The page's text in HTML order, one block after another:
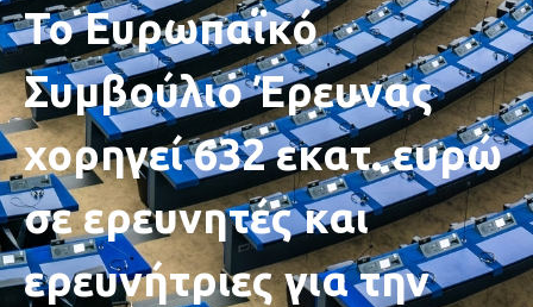
Το Ευρωπαϊκό
Συμβούλιο Έρευνας
χορηγεί 632 εκατ. ευρώ
σε ερευνητές και
ερευνήτριες για την